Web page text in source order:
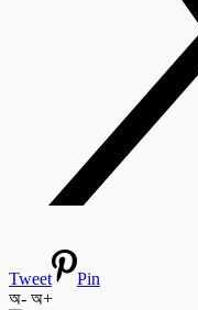
Tweet
Pin
অ- অ+